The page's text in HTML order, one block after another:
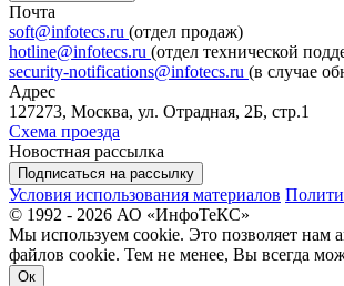
Почта
soft@infotecs.ru (отдел продаж)
hotline@infotecs.ru (отдел технической
security-notifications@infotecs.ru (в случае
Адрес
127273, Москва, ул. Отрадная, 2Б, стр.1
Схема проезда
Новостная рассылка
Подписаться на рассылку
Условия использования материалов
© 1992 - 2026 АО «ИнфоТеКС»
Мы используем cookie. Это позволяет нам
файлов cookie. Тем не менее, Вы всегда
Ок